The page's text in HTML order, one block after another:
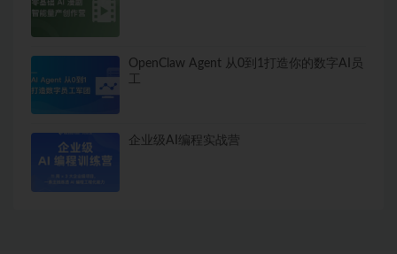
OpenClaw Agent 从0到1打造你的数字AI员
企业级AI编程实战营